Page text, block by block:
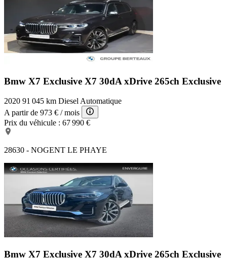
Bmw X7 Exclusive X7 30dA xDrive 265ch Exclusive
2020 91 045 km Diesel Automatique
A partir de 973 € / mois
Prix du véhicule : 67 990 €
28630 - NOGENT LE PHAYE
Bmw X7 Exclusive X7 30dA xDrive 265ch Exclusive